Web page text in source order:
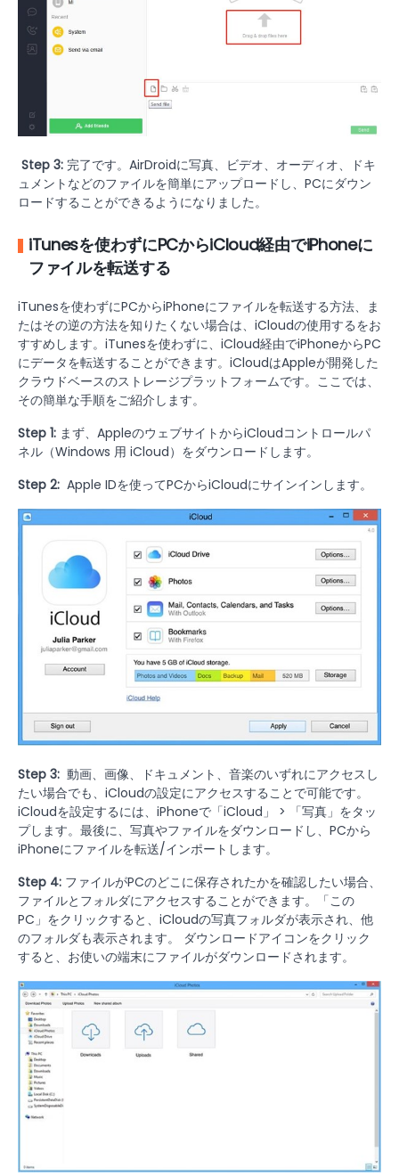
Step 3: 完了です。AirDroidに写真、ビデオ、オーディオ、ドキ
ュメントなどのファイルを簡単にアップロードし、PCにダウン
ロードすることができるようになりました。
iTunesを使わずにPCからiCloud経由でiPhoneに
ファイルを転送する
iTunesを使わずにPCからiPhoneにファイルを転送する方法、ま
たはその逆の方法を知りたくない場合は、iCloudの使用するをお
すすめします。iTunesを使わずに、iCloud経由でiPhoneからPC
にデータを転送することができます。iCloudはAppleが開発した
クラウドベースのストレージプラットフォームです。ここでは、
その簡単な手順をご紹介します。
Step 1: まず、AppleのウェブサイトからiCloudコントロールパ
ネル（Windows 用 iCloud）をダウンロードします。
Step 2: Apple IDを使ってPCからiCloudにサインインします。
Step 3: 動画、画像、ドキュメント、音楽のいずれにアクセスし
たい場合でも、iCloudの設定にアクセスすることで可能です。
iCloudを設定するには、iPhoneで「iCloud」 > 「写真」をタッ
プします。最後に、写真やファイルをダウンロードし、PCから
iPhoneにファイルを転送/インポートします。
Step 4: ファイルがPCのどこに保存されたかを確認したい場合、
ファイルとフォルダにアクセスすることができます。「この
PC」をクリックすると、iCloudの写真フォルダが表示され、他
のフォルダも表示されます。 ダウンロードアイコンをクリック
すると、お使いの端末にファイルがダウンロードされます。